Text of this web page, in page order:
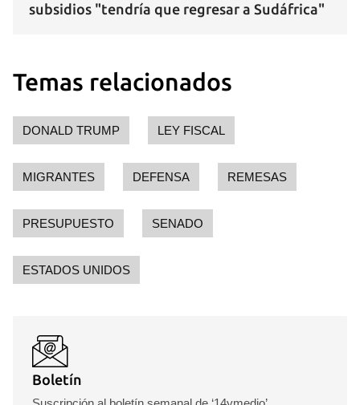
subsidios "tendría que regresar a Sudáfrica"
Temas relacionados
DONALD TRUMP LEY FISCAL
MIGRANTES DEFENSA REMESAS
PRESUPUESTO SENADO
ESTADOS UNIDOS
Boletín